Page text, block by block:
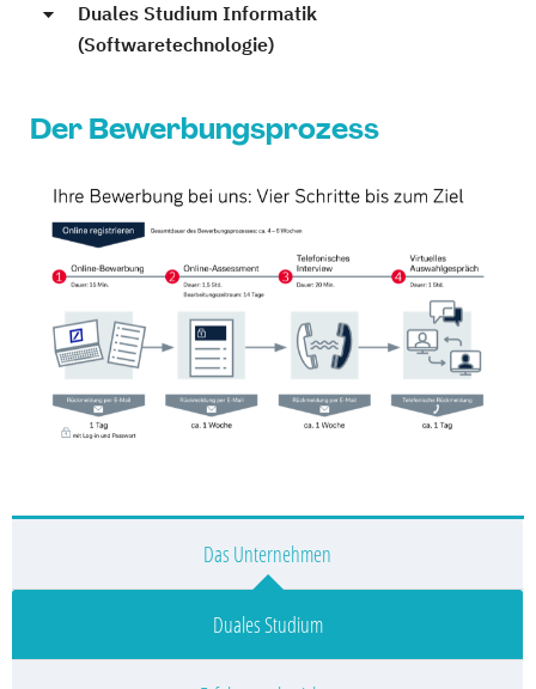
Duales Studium Informatik
(Softwaretechnologie)
Der Bewerbungsprozess
Das Unternehmen
Duales Studium